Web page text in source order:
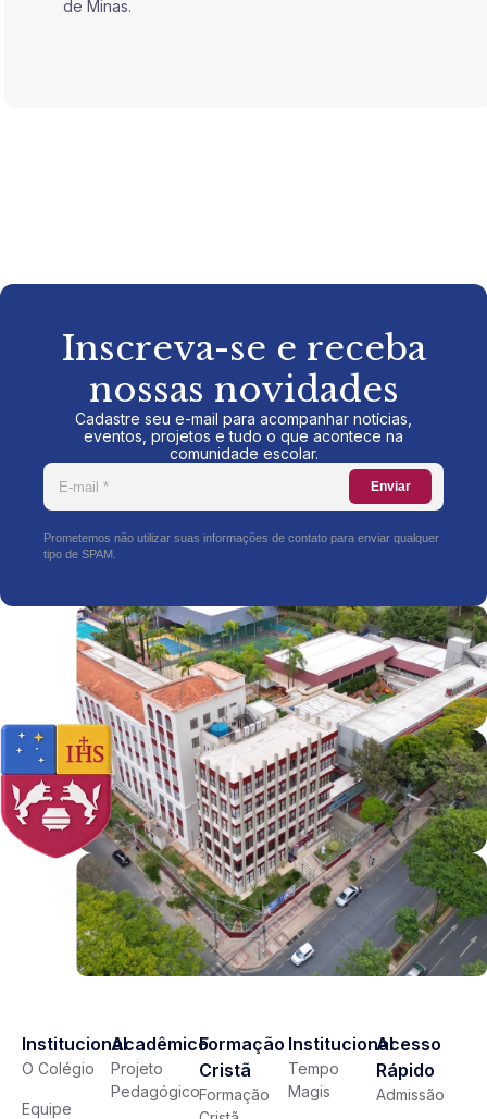
de Minas.
Inscreva-se e receba
nossas novidades
Cadastre seu e-mail para acompanhar notícias,
eventos, projetos e tudo o que acontece na
comunidade escolar.
Enviar
Prometemos não utilizar suas informações de contato para enviar qualquer
tipo de SPAM.
Institucional
O Colégio
Equipe
Acadêmico
Projeto
Pedagógico
Formação
Cristã
Formação
Institucional
Tempo
Magis
Acesso
Rápido
Admissão